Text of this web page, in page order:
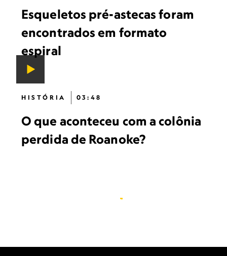
Esqueletos pré-astecas foram
encontrados em formato
espiral
HISTÓRIA 03:48
O que aconteceu com a colônia
perdida de Roanoke?